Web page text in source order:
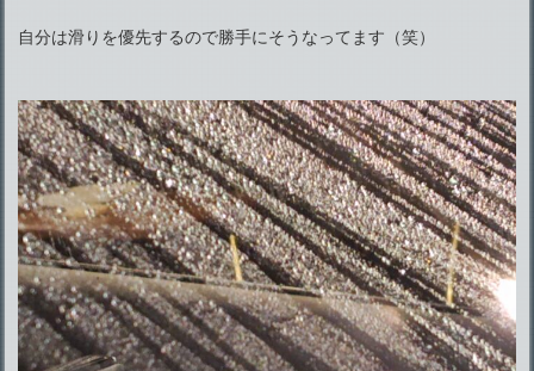
自分は滑りを優先するので勝手にそうなってます（笑）